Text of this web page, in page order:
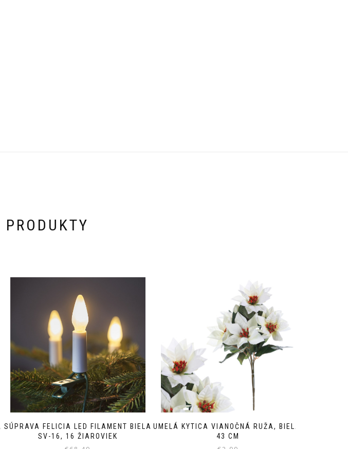
SÚPRAVA FELICIA LED FILAMENT BIELA
SV-16, 16 ŽIAROVIEK
UMELÁ KYTICA VIANOČNÁ RUŽA, BIELA,
43 CM